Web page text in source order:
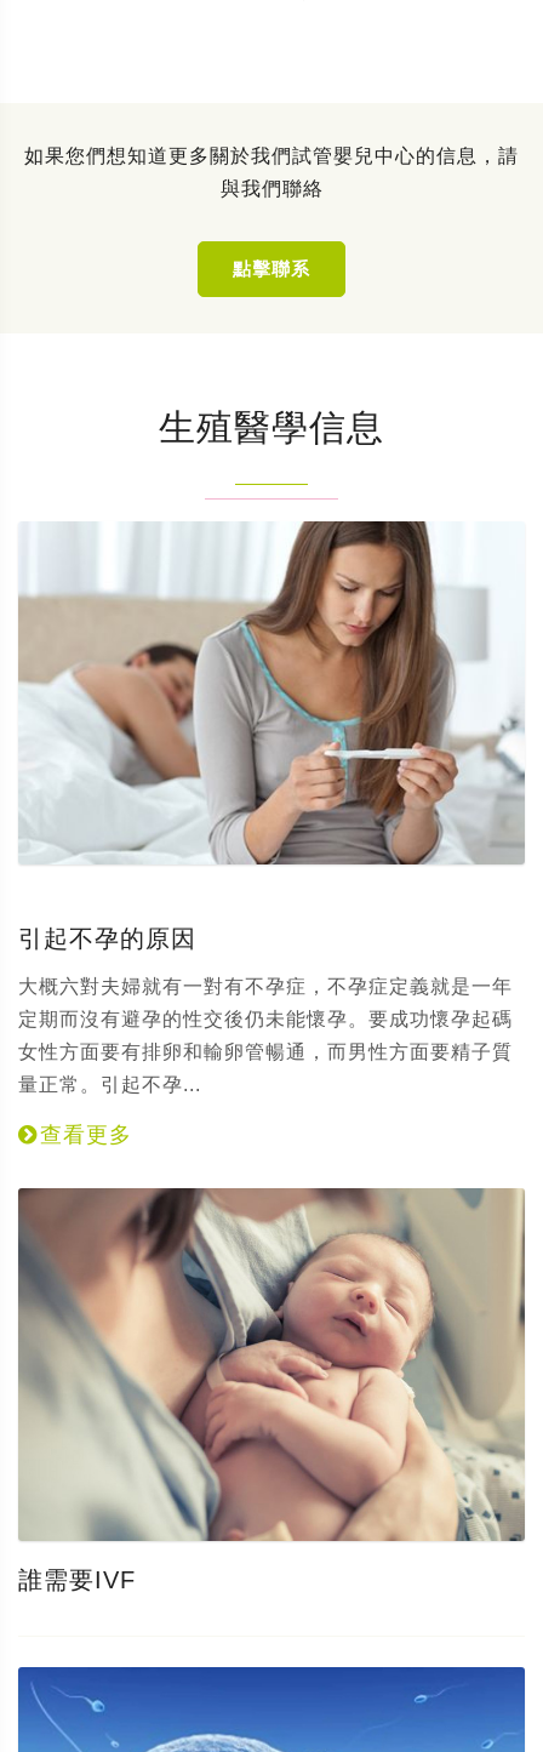
如果您們想知道更多關於我們試管嬰兒中心的信息，請
與我們聯絡
點擊聯系
生殖醫學信息
引起不孕的原因
大概六對夫婦就有一對有不孕症，不孕症定義就是一年
定期而沒有避孕的性交後仍未能懷孕。要成功懷孕起碼
女性方面要有排卵和輸卵管暢通，而男性方面要精子質
量正常。引起不孕...
查看更多
誰需要IVF